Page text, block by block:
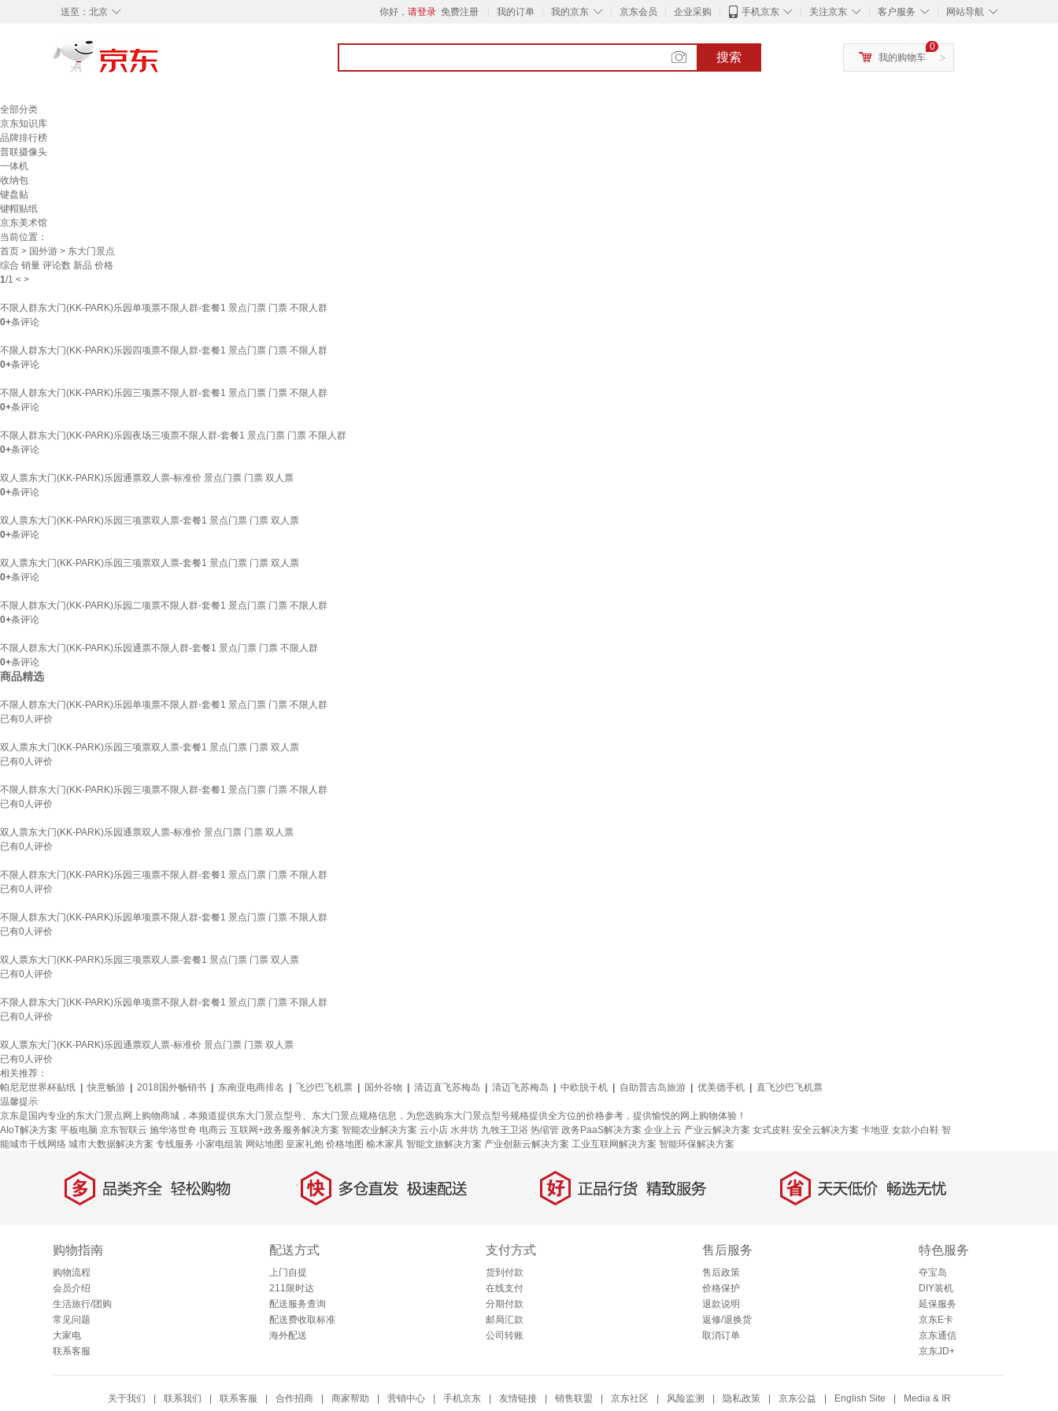
◇
送至： 北京 你好， 请登录 免费注册 我的订单 ◇
我的京东 京东会员 企业采购 ◇
手机京东 ◇
关注京东 ◇
客户服务 ◇
网站导航
搜索 >
0
我的购物车
全部分类
京东知识库
品牌排行榜
普联摄像头
一体机
收纳包
键盘贴
键帽贴纸
京东美术馆
当前位置：
首页 > 国外游 > 东大门景点
综合 销量 评论数 新品 价格
1/1 < >
不限人群东大门(KK-PARK)乐园单项票不限人群-套餐1 景点门票 门票 不限人群
0+条评论
不限人群东大门(KK-PARK)乐园四项票不限人群-套餐1 景点门票 门票 不限人群
0+条评论
不限人群东大门(KK-PARK)乐园三项票不限人群-套餐1 景点门票 门票 不限人群
0+条评论
不限人群东大门(KK-PARK)乐园夜场三项票不限人群-套餐1 景点门票 门票 不限人群
0+条评论
双人票东大门(KK-PARK)乐园通票双人票-标准价 景点门票 门票 双人票
0+条评论
双人票东大门(KK-PARK)乐园三项票双人票-套餐1 景点门票 门票 双人票
0+条评论
双人票东大门(KK-PARK)乐园三项票双人票-套餐1 景点门票 门票 双人票
0+条评论
不限人群东大门(KK-PARK)乐园二项票不限人群-套餐1 景点门票 门票 不限人群
0+条评论
不限人群东大门(KK-PARK)乐园通票不限人群-套餐1 景点门票 门票 不限人群
0+条评论
商品精选
不限人群东大门(KK-PARK)乐园单项票不限人群-套餐1 景点门票 门票 不限人群
已有0人评价
双人票东大门(KK-PARK)乐园三项票双人票-套餐1 景点门票 门票 双人票
已有0人评价
不限人群东大门(KK-PARK)乐园三项票不限人群-套餐1 景点门票 门票 不限人群
已有0人评价
双人票东大门(KK-PARK)乐园通票双人票-标准价 景点门票 门票 双人票
已有0人评价
不限人群东大门(KK-PARK)乐园三项票不限人群-套餐1 景点门票 门票 不限人群
已有0人评价
不限人群东大门(KK-PARK)乐园单项票不限人群-套餐1 景点门票 门票 不限人群
已有0人评价
双人票东大门(KK-PARK)乐园三项票双人票-套餐1 景点门票 门票 双人票
已有0人评价
不限人群东大门(KK-PARK)乐园单项票不限人群-套餐1 景点门票 门票 不限人群
已有0人评价
双人票东大门(KK-PARK)乐园通票双人票-标准价 景点门票 门票 双人票
已有0人评价
相关推荐：
帕尼尼世界杯贴纸
快意畅游 2018国外畅销书 东南亚电商排名 飞沙巴飞机票 国外谷物 清迈直飞苏梅岛 清迈飞苏梅岛 中欧脱干机 自助普吉岛旅游 优美德手机
直飞沙巴飞机票
温馨提示
京东是国内专业的东大门景点网上购物商城，本频道提供东大门景点型号、东大门景点规格信息，为您选购东大门景点型号规格提供全方位的价格参考，提供愉悦的网上购物体验！
AIoT解决方案 平板电脑 京东智联云 施华洛世奇 电商云 互联网+政务服务解决方案 智能农业解决方案 云小店 水井坊 九牧王卫浴 热缩管 政务PaaS解决方案 企业上云 产业云解决方案 女式皮鞋 安全云解决方案 卡地亚 女款小白鞋 智
能城市干线网络 城市大数据解决方案 专线服务 小家电组装 网站地图 皇家礼炮 价格地图 榆木家具 智能文旅解决方案 产业创新云解决方案 工业互联网解决方案 智能环保解决方案
多 品类齐全，轻松购物 快 多仓直发，极速配送 好 正品行货，精致服务 省 天天低价，畅选无忧
购物指南
购物流程
会员介绍
生活旅行/团购
常见问题
大家电
联系客服
配送方式
上门自提
211限时达
配送服务查询
配送费收取标准
海外配送
支付方式
货到付款
在线支付
分期付款
邮局汇款
公司转账
售后服务
售后政策
价格保护
退款说明
返修/退换货
取消订单
特色服务
夺宝岛
DIY装机
延保服务
京东E卡
京东通信
京东JD+
关于我们 联系我们 联系客服 合作招商 商家帮助 营销中心 手机京东 友情链接 销售联盟 京东社区 风险监测 隐私政策 京东公益 English Site Media & IR